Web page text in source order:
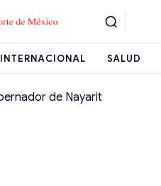
INTERNACIONAL SALUD